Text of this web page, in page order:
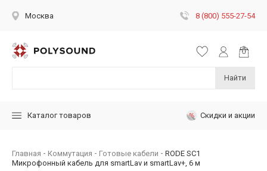
Москва 8 (800) 555-27-54
Найти
Каталог товаров Скидки и акции
Главная Коммутация Готовые кабели
RODE SC1
Микрофонный кабель для smartLav и smartLav+, 6 м